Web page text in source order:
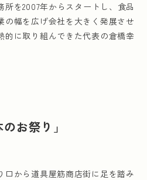
を2007年からスタートし、食品
の幅を広げ会社を大きく発展させ
的に取り組んできた代表の倉橋幸
お祭り」
口から道具屋筋商店街に足を踏み